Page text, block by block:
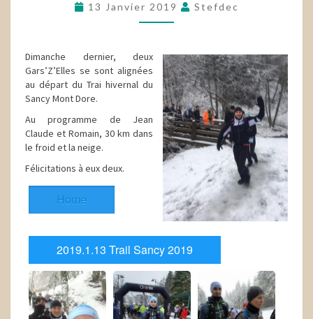
13 Janvier 2019 Stefdec
Dimanche dernier, deux
Gars’Z’Elles se sont alignées
au départ du Trai hivernal du
Sancy Mont Dore.
Au programme de Jean
Claude et Romain, 30 km dans
le froid et la neige.
Félicitations à eux deux.
Home
2019.1.13 Trail Sancy 2019